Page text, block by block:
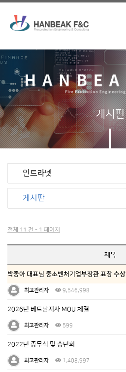
게시판
인트라넷
게시판
전체 11 건 - 1 페이지
제목
박종아 대표님 중소벤처기업부장관 표창 수상
최고관리자 9,546,998
2026년 베트남지사 MOU 체결
최고관리자 599
2022년 종무식 및 송년회
최고관리자 1,408,997